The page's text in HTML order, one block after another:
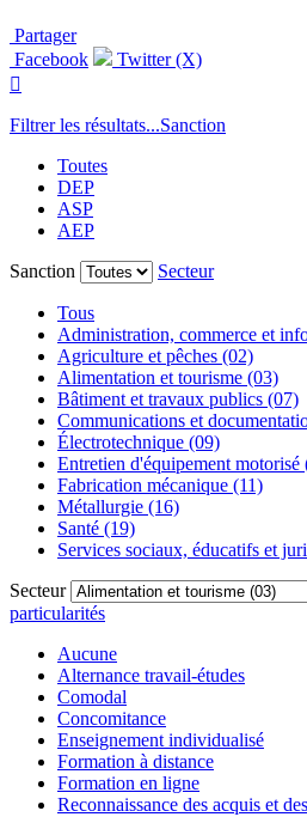
Partager
Facebook
Twitter (X)

Filtrer les résultats...Sanction
Toutes
DEP
ASP
AEP
Sanction
Secteur
Tous
Administration, commerce et
Agriculture et pêches (02)
Alimentation et tourisme (03)
Bâtiment et travaux publics (07)
Communications et
Électrotechnique (09)
Entretien d'équipement motorisé
Fabrication mécanique (11)
Métallurgie (16)
Santé (19)
Services sociaux, éducatifs et
Secteur
particularités
Aucune
Alternance travail-études
Comodal
Concomitance
Enseignement individualisé
Formation à distance
Formation en ligne
Reconnaissance des acquis et